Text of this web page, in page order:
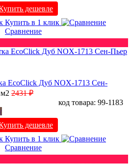
дешевле
Купить в 1 клик
Сравнение
EcoClick Дуб NOX-1713 Сен-
2431 ₽
код товара: 99-1183
дешевле
Купить в 1 клик
Сравнение